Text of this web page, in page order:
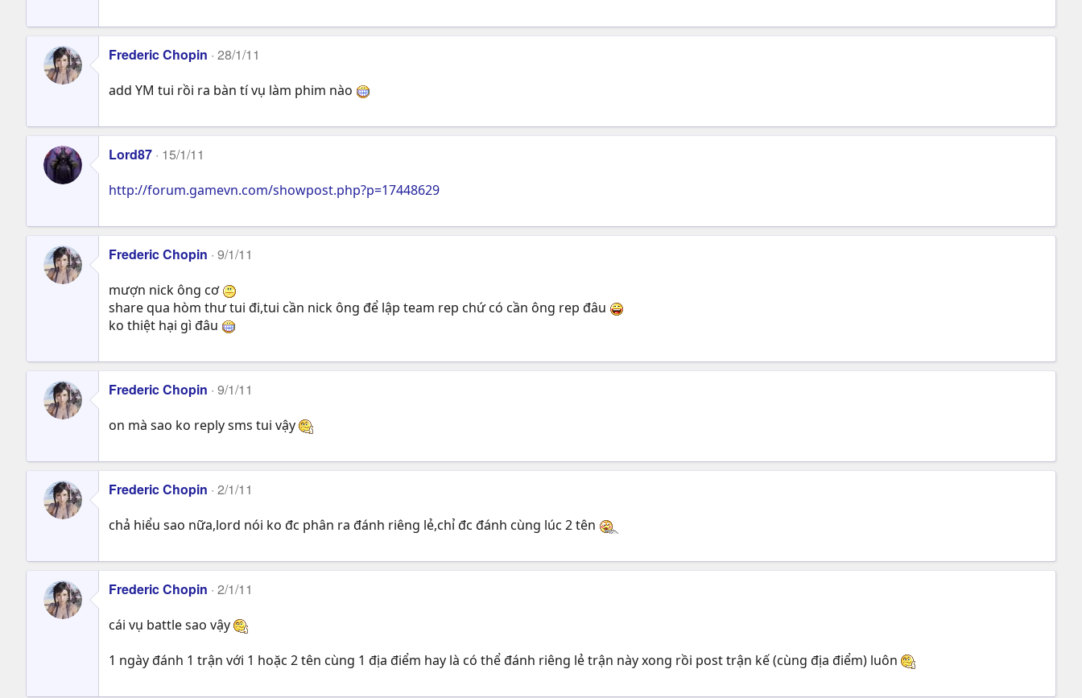
Frederic Chopin 28/1/11
add YM tui rồi ra bàn tí vụ làm phim nào
Lord87 15/1/11
http://forum.gamevn.com/showpost.php?p=17448629
Frederic Chopin 9/1/11
mượn nick ông cơ
share qua hòm thư tui đi,tui cần nick ông để lập team rep chứ có cần ông rep đâu
ko thiệt hại gì đâu
Frederic Chopin 9/1/11
on mà sao ko reply sms tui vậy
Frederic Chopin 2/1/11
chả hiểu sao nữa,lord nói ko đc phân ra đánh riêng lẻ,chỉ đc đánh cùng lúc 2 tên
Frederic Chopin 2/1/11
cái vụ battle sao vậy
1 ngày đánh 1 trận với 1 hoặc 2 tên cùng 1 địa điểm hay là có thể đánh riêng lẻ trận này xong rồi post trận kế (cùng địa điểm) luôn